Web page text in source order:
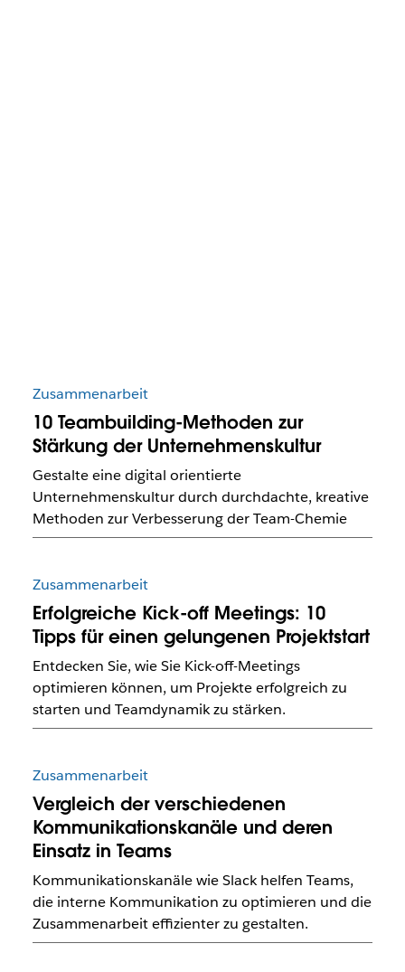
Zusammenarbeit
10 Teambuilding-Methoden zur
Stärkung der Unternehmenskultur
Gestalte eine digital orientierte
Unternehmenskultur durch durchdachte, kreative
Methoden zur Verbesserung der Team-Chemie
Zusammenarbeit
Erfolgreiche Kick-off Meetings: 10
Tipps für einen gelungenen Projektstart
Entdecken Sie, wie Sie Kick-off-Meetings
optimieren können, um Projekte erfolgreich zu
starten und Teamdynamik zu stärken.
Zusammenarbeit
Vergleich der verschiedenen
Kommunikationskanäle und deren
Einsatz in Teams
Kommunikationskanäle wie Slack helfen Teams,
die interne Kommunikation zu optimieren und die
Zusammenarbeit effizienter zu gestalten.